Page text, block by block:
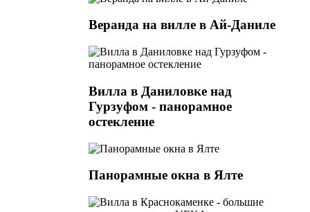
Веранда на вилле в Ай-Даниле
Вилла в Даниловке над
Гурзуфом - панорамное
остекление
Панорамные окна в Ялте